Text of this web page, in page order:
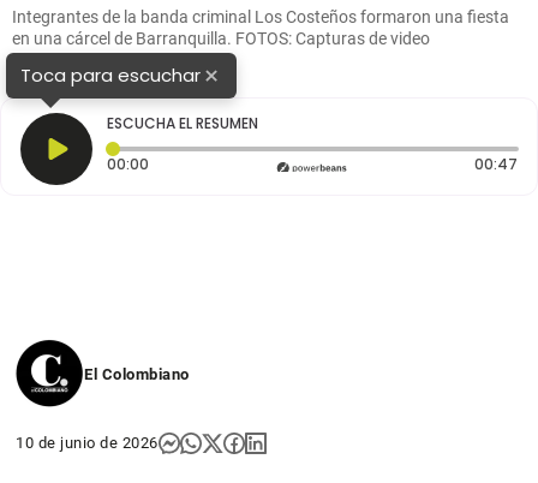
Integrantes de la banda criminal Los Costeños formaron una fiesta
en una cárcel de Barranquilla. FOTOS: Capturas de video
Toca para escuchar×
ESCUCHA EL RESUMEN
00:00 Tiempo transcurrido: 0 segundos 00:47
El Colombiano
10 de junio de 2026